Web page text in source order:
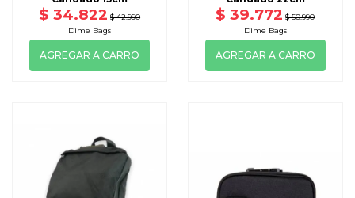
$ 34.822 $ 42.990
Dime Bags
AGREGAR A CARRO
$ 39.772 $ 50.990
Dime Bags
AGREGAR A CARRO